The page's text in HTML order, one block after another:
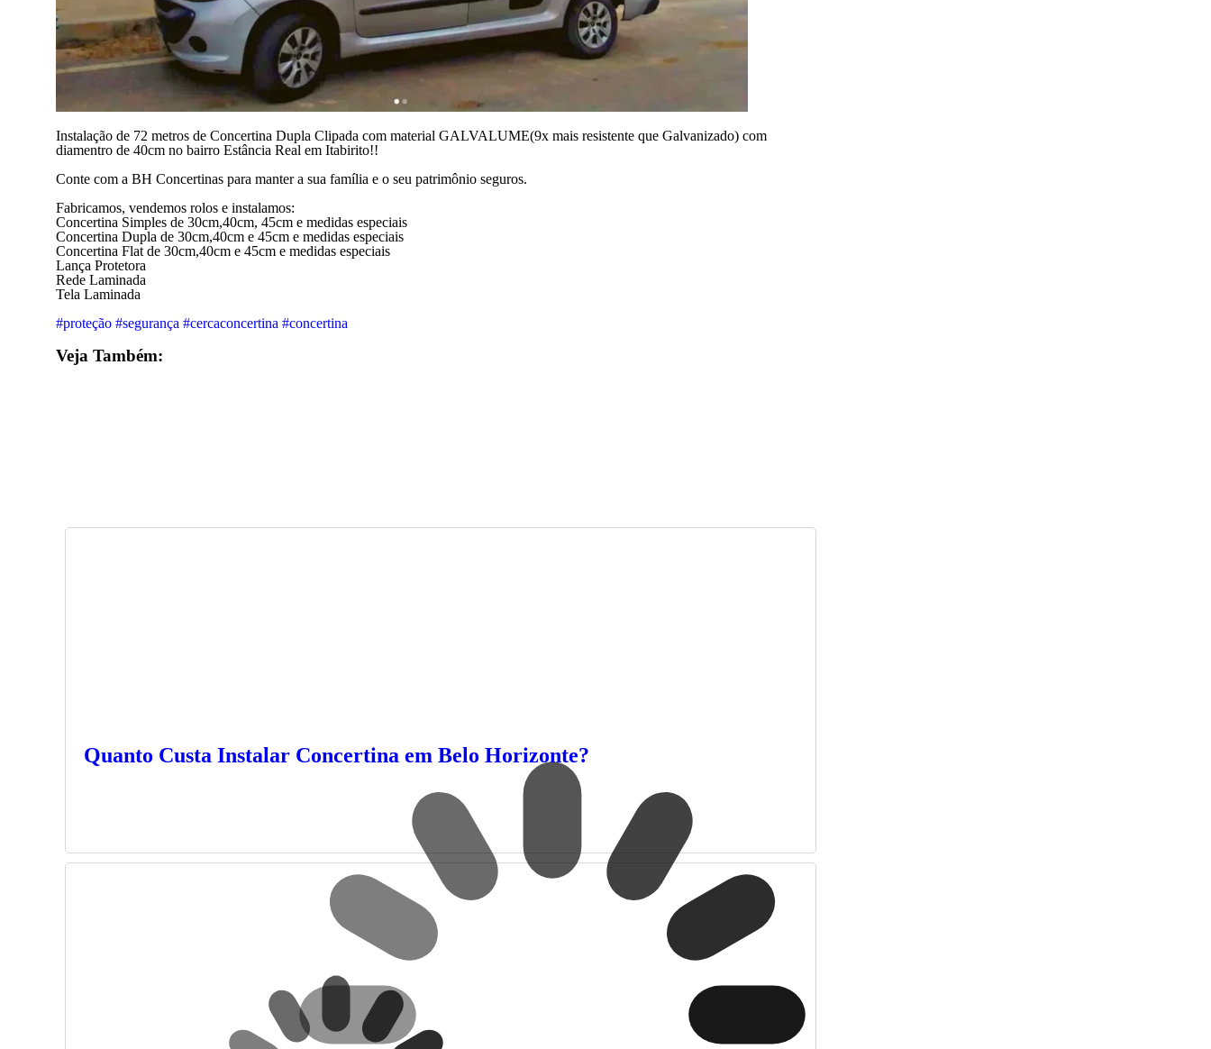
Instalação de 72 metros de Concertina Dupla Clipada com material GALVALUME(9x mais resistente que Galvanizado) com
diamentro de 40cm no bairro Estância Real em Itabirito!!
Conte com a BH Concertinas para manter a sua família e o seu patrimônio seguros.
Fabricamos, vendemos rolos e instalamos:
Concertina Simples de 30cm,40cm, 45cm e medidas especiais
Concertina Dupla de 30cm,40cm e 45cm e medidas especiais
Concertina Flat de 30cm,40cm e 45cm e medidas especiais
Lança Protetora
Rede Laminada
Tela Laminada
#proteção #segurança #cercaconcertina #concertina
Veja Também:
Quanto Custa Instalar Concertina em Belo Horizonte?